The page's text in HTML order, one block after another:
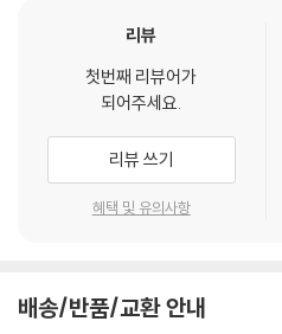
리뷰
첫번째 리뷰어가
되어주세요.
리뷰 쓰기
혜택 및 유의사항
배송/반품/교환 안내